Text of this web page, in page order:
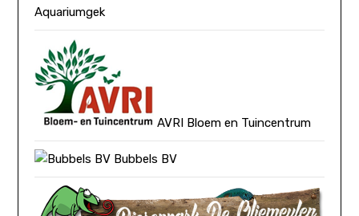
Aquariumgek
AVRI Bloem en Tuincentrum
Bubbels BV